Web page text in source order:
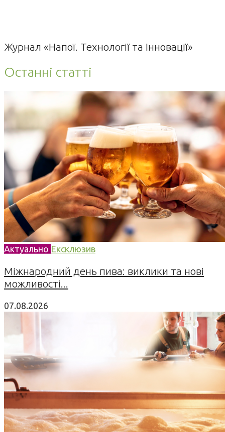
Журнал «Напої. Технології та Інновації»
Останні статті
Актуально Ексклюзив
Міжнародний день пива: виклики та нові
можливості...
07.08.2026